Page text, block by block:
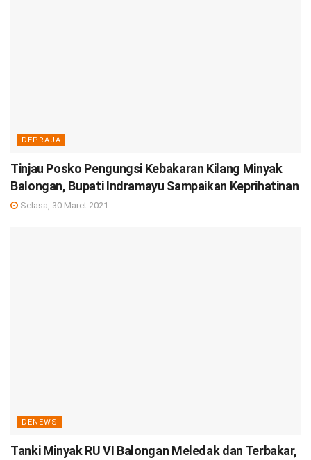
DEPRAJA
Tinjau Posko Pengungsi Kebakaran Kilang Minyak
Balongan, Bupati Indramayu Sampaikan Keprihatinan
Selasa, 30 Maret 2021
DENEWS
Tanki Minyak RU VI Balongan Meledak dan Terbakar,